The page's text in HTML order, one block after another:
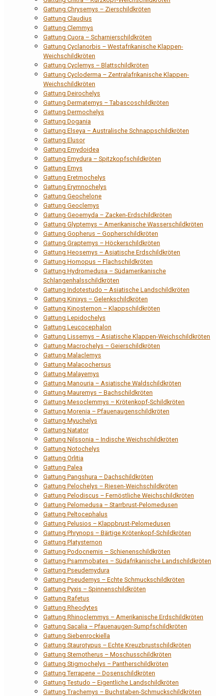
Gattung Chrysemys – Zierschildkröten
Gattung Claudius
Gattung Clemmys
Gattung Cuora – Scharnierschildkröten
Gattung Cyclanorbis – Westafrikanische Klappen-
Weichschildkröten
Gattung Cyclemys – Blattschildkröten
Gattung Cycloderma – Zentralafrikanische Klappen-
Weichschildkröten
Gattung Deirochelys
Gattung Dermatemys – Tabascoschildkröten
Gattung Dermochelys
Gattung Dogania
Gattung Elseya – Australische Schnappschildkröten
Gattung Elusor
Gattung Emydoidea
Gattung Emydura – Spitzkopfschildkröten
Gattung Emys
Gattung Eretmochelys
Gattung Erymnochelys
Gattung Geochelone
Gattung Geoclemys
Gattung Geoemyda – Zacken-Erdschildkröten
Gattung Glyptemys – Amerikanische Wasserschildkröten
Gattung Gopherus – Gopherschildkröten
Gattung Graptemys – Höckerschildkröten
Gattung Heosemys – Asiatische Erdschildkröten
Gattung Homopus – Flachschildkröten
Gattung Hydromedusa – Südamerikanische
Schlangenhalsschildkröten
Gattung Indotestudo – Asiatische Landschildkröten
Gattung Kinixys – Gelenkschildkröten
Gattung Kinosternon – Klappschildkröten
Gattung Lepidochelys
Gattung Leucocephalon
Gattung Lissemys – Asiatische Klappen-Weichschildkröten
Gattung Macrochelys – Geierschildkröten
Gattung Malaclemys
Gattung Malacochersus
Gattung Malayemys
Gattung Manouria – Asiatische Waldschildkröten
Gattung Mauremys – Bachschildkröten
Gattung Mesoclemmys – Krötenkopf-Schildkröten
Gattung Morenia – Pfauenaugenschildkröten
Gattung Myuchelys
Gattung Natator
Gattung Nilssonia – Indische Weichschildkröten
Gattung Notochelys
Gattung Orlitia
Gattung Palea
Gattung Pangshura – Dachschildkröten
Gattung Pelochelys – Riesen-Weichschildkröten
Gattung Pelodiscus – Fernöstliche Weichschildkröten
Gattung Pelomedusa – Starrbrust-Pelomedusen
Gattung Peltocephalus
Gattung Pelusios – Klappbrust-Pelomedusen
Gattung Phrynops – Bärtige Krötenkopf-Schildkröten
Gattung Platysternon
Gattung Podocnemis – Schienenschildkröten
Gattung Psammobates – Südafrikanische Landschildkröten
Gattung Pseudemydura
Gattung Pseudemys – Echte Schmuckschildkröten
Gattung Pyxis – Spinnenschildkröten
Gattung Rafetus
Gattung Rheodytes
Gattung Rhinoclemmys – Amerikanische Erdschildkröten
Gattung Sacalia – Pfauenaugen-Sumpfschildkröten
Gattung Siebenrockiella
Gattung Staurotypus – Echte Kreuzbrustschildkröten
Gattung Sternotherus – Moschusschildkröten
Gattung Stigmochelys – Pantherschildkröten
Gattung Terrapene – Dosenschildkröten
Gattung Testudo – Eigentliche Landschildkröten
Gattung Trachemys – Buchstaben-Schmuckschildkröten